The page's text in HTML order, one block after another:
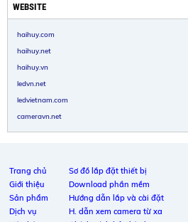
WEBSITE
haihuy.com
haihuy.net
haihuy.vn
ledvn.net
ledvietnam.com
cameravn.net
Trang chủ
Giới thiệu
Sản phẩm
Dịch vụ
Sơ đồ lắp đặt thiết bị
Download phần mềm
Hướng dẫn lắp và cài đặt
H. dẫn xem camera từ xa